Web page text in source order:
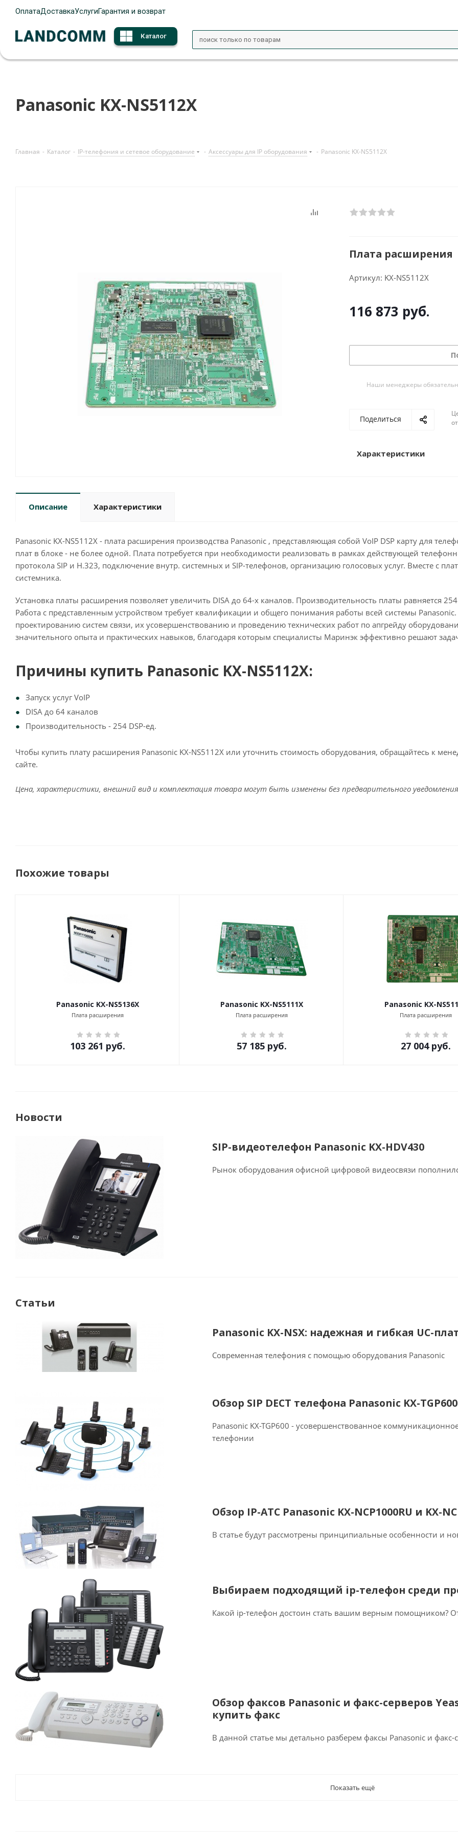
ОплатаДоставкаУслугиГарантия и возврат
Каталог
Panasonic KX-NS5112X
Главная - Каталог - IP-телефония и сетевое оборудование - Аксессуары для IP оборудования - Panasonic KX-NS5112X
Плата расширения
Артикул: KX-NS5112X
116 873 руб.
Наши менеджеры
Поделиться
Характеристики
Описание Характеристики
Panasonic KX-NS5112X - плата расширения производства Panasonic , представляющая собой VoIP DSP карту для
плат в блоке - не более одной. Плата потребуется при необходимости реализовать в рамках действующей
протокола SIP и H.323, подключение внутр. системных и SIP-телефонов, организацию голосовых услуг. Вместе с
системника.
Установка платы расширения позволяет увеличить DISA до 64-х каналов. Производительность платы равняется
Работа с представленным устройством требует квалификации и общего понимания работы всей системы
проектированию систем связи, их усовершенствованию и проведению технических работ по апгрейду
значительного опыта и практических навыков, благодаря которым специалисты Маринэк эффективно решают
Причины купить Panasonic KX-NS5112X:
Запуск услуг VoIP
DISA до 64 каналов
Производительность - 254 DSP-ед.
Чтобы купить плату расширения Panasonic KX-NS5112X или уточнить стоимость оборудования, обращайтесь к
сайте.
Цена, характеристики, внешний вид и комплектация товара могут быть изменены без предварительного
Похожие товары
Panasonic KX-NS5136X
Плата расширения
103 261 руб.
Panasonic KX-NS5111X
Плата расширения
57 185руб.
Panasonic KX-
Плата расширения
27 004руб.
Новости
SIP-видеотелефон Panasonic KX-HDV430
Рынок оборудования офисной цифровой видеосвязи
Статьи
Panasonic KX-NSX: надежная и гибкая UC-
Современная телефония с помощью оборудования Panasonic
Обзор SIP DECT телефона Panasonic KX-TGP600
Panasonic KX-TGP600 - усовершенствованное
телефонии
Обзор IP-АТС Panasonic KX-NCP1000RU и KX-
В статье будут рассмотрены принципиальные особенности и
Выбираем подходящий ip-телефон среди
Какой ip-телефон достоин стать вашим верным помощником?
Обзор факсов Panasonic и факс-серверов
купить факс
В данной статье мы детально разберем факсы Panasonic и факс-
Показать ещё